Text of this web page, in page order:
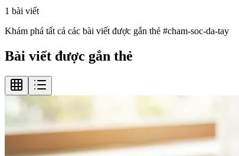
1 bài viết
Khám phá tất cả các bài viết được gắn thẻ #cham-soc-da-tay
Bài viết được gắn thẻ